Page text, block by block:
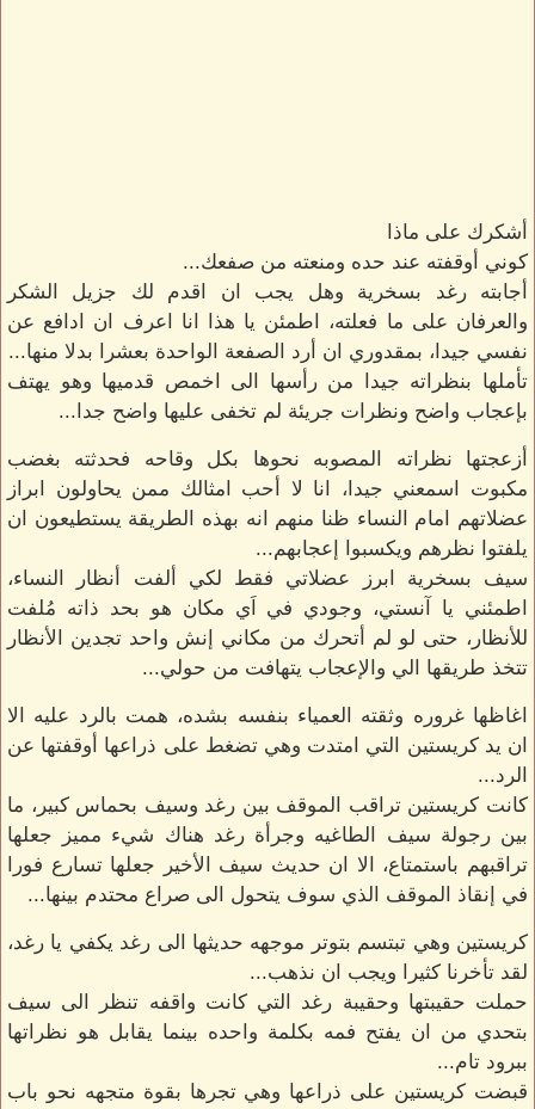
أشكرك على ماذا
كوني أوقفته عند حده ومنعته من صفعك...
أجابته رغد بسخرية وهل يجب ان اقدم لك جزيل الشكر
والعرفان على ما فعلته، اطمئن يا هذا انا اعرف ان ادافع عن
نفسي جيدا، بمقدوري ان أرد الصفعة الواحدة بعشرا بدلا منها...
تأملها بنظراته جيدا من رأسها الى اخمص قدميها وهو يهتف
بإعجاب واضح ونظرات جريئة لم تخفى عليها واضح جدا...
أزعجتها نظراته المصوبه نحوها بكل وقاحه فحدثته بغضب
مكبوت اسمعني جيدا، انا لا أحب امثالك ممن يحاولون ابراز
عضلاتهم امام النساء ظنا منهم انه بهذه الطريقة يستطيعون ان
يلفتوا نظرهم ويكسبوا إعجابهم...
سيف بسخرية ابرز عضلاتي فقط لكي ألفت أنظار النساء،
اطمئني يا آنستي، وجودي في اَي مكان هو بحد ذاته مُلفت
للأنظار، حتى لو لم أتحرك من مكاني إنش واحد تجدين الأنظار
تتخذ طريقها الي والإعجاب يتهافت من حولي...
اغاظها غروره وثقته العمياء بنفسه بشده، همت بالرد عليه الا
ان يد كريستين التي امتدت وهي تضغط على ذراعها أوقفتها عن
الرد...
كانت كريستين تراقب الموقف بين رغد وسيف بحماس كبير، ما
بين رجولة سيف الطاغيه وجرأة رغد هناك شيء مميز جعلها
تراقبهم باستمتاع، الا ان حديث سيف الأخير جعلها تسارع فورا
في إنقاذ الموقف الذي سوف يتحول الى صراع محتدم بينها...
كريستين وهي تبتسم بتوتر موجهه حديثها الى رغد يكفي يا رغد،
لقد تأخرنا كثيرا ويجب ان نذهب...
حملت حقيبتها وحقيبة رغد التي كانت واقفه تنظر الى سيف
بتحدي من ان يفتح فمه بكلمة واحده بينما يقابل هو نظراتها
ببرود تام...
قبضت كريستين على ذراعها وهي تجرها بقوة متجهه نحو باب